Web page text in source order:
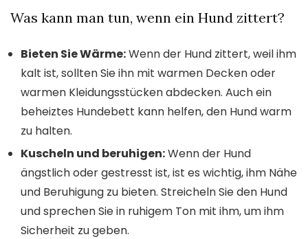
Was kann man tun, wenn ein Hund zittert?
Bieten Sie Wärme:Wenn der Hund zittert, weil ihm
kalt ist, sollten Sie ihn mit warmen Decken oder
warmen Kleidungsstücken abdecken. Auch ein
beheiztes Hundebett kann helfen, den Hund warm
zu halten.
Kuscheln und beruhigen:Wenn der Hund
ängstlich oder gestresst ist, ist es wichtig, ihm Nähe
und Beruhigung zu bieten. Streicheln Sie den Hund
und sprechen Sie in ruhigem Ton mit ihm, um ihm
Sicherheit zu geben.